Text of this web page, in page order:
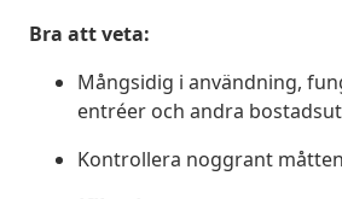
Bra att veta:
Mångsidig i användning,
entréer och andra
Kontrollera noggrant